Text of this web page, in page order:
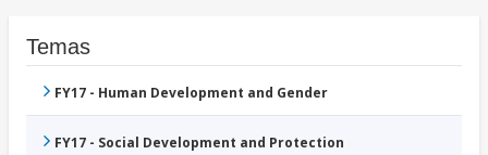
Temas
FY17 - Human Development and Gender
FY17 - Social Development and Protection